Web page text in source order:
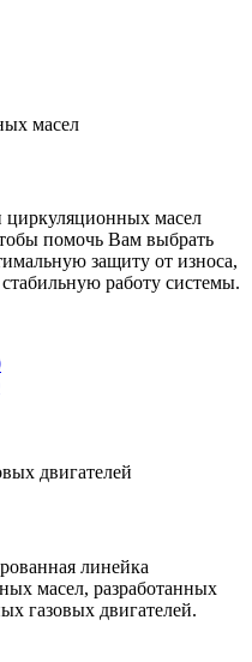
масел
помочь Вам выбрать
защиту от износа,
работу системы.
линейка
масел, разработанных
газовых двигателей.